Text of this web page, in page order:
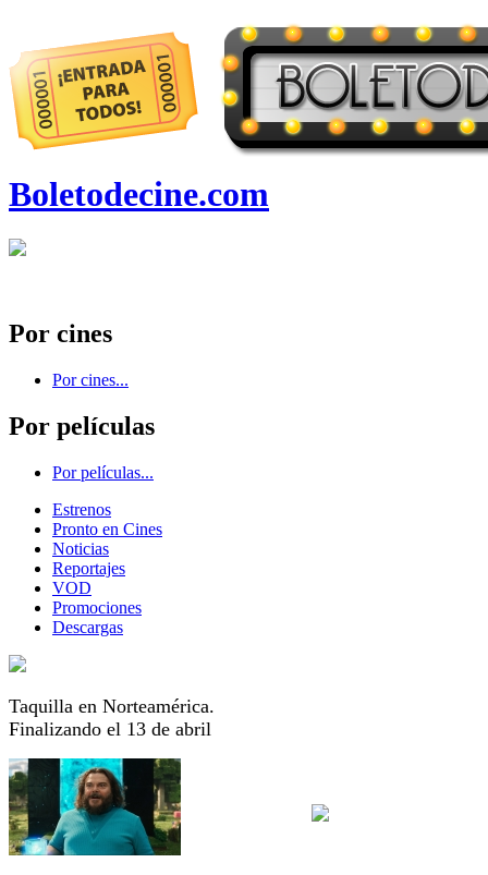
Boletodecine.com
Por cines
Por cines...
Por películas
Por películas...
Estrenos
Pronto en Cines
Noticias
Reportajes
VOD
Promociones
Descargas
Taquilla en Norteamérica.
Finalizando el 13 de abril